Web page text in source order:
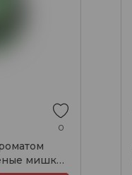
0
мишки,